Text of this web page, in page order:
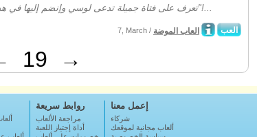
تعرف على فتاة جميلة تدعى لوسي وإنضم إليها في هذه المغامرة الرائعة "فاشن رن"!...
العب 7, March / العاب الموضة
19 →
روابط سريعة
مراجعة الألعاب
أداة إجتياز اللعبة
إعمل معنا
شركاء
ألعاب مجانية لموقعك